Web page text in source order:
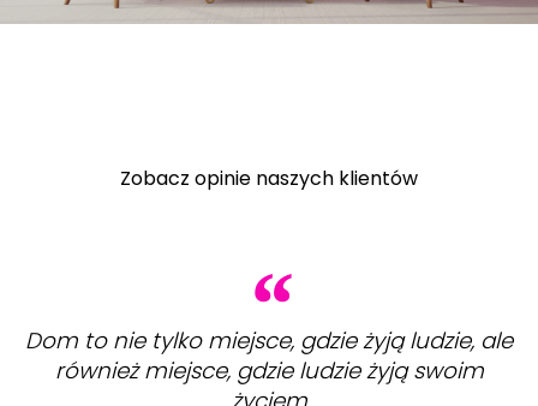
Zobacz opinie naszych klientów
Dom to nie tylko miejsce, gdzie żyją ludzie, ale
również miejsce, gdzie ludzie żyją swoim